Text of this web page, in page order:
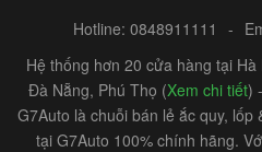
Hotline: 0848911111 -
Hệ thống hơn 20 cửa hàng tại
Đà Nẵng, Phú Thọ (Xem chi tiết)
G7Auto là chuỗi bán lẻ ắc quy,
tại G7Auto 100% chính hãng.